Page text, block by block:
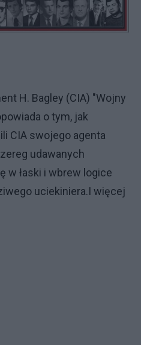
H. Bagley (CIA) "Wojny
o tym, jak
CIA swojego agenta
udawanych
w łaski i wbrew logice
uciekiniera.I więcej